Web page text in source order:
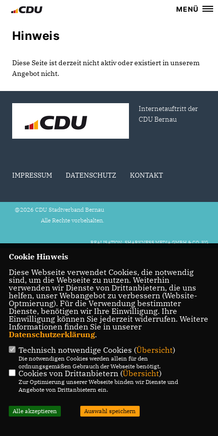
MENÜ
Hinweis
Diese Seite ist derzeit nicht aktiv oder existiert in unserem
Angebot nicht.
Internetauftritt der
CDU Bernau
IMPRESSUM DATENSCHUTZ KONTAKT
@2026 CDU Stadtverband Bernau
Alle Rechte vorbehalten.
REALISATION: SHARKNESS MEDIA GMBH & CO. KG
Cookie Hinweis
Diese Webseite verwendet Cookies, die notwendig
sind, um die Webseite zu nutzen. Weiterhin
verwenden wir Dienste von Drittanbietern, die uns
helfen, unser Webangebot zu verbessern (Website-
Optmierung). Für die Verwendung bestimmter
Dienste, benötigen wir Ihre Einwilligung. Ihre
Einwilligung können Sie jederzeit widerrufen. Weitere
Informationen finden Sie in unserer
Datenschutzerklärung.
Technisch notwendige Cookies (Übersicht)
Die notwendigen Cookies werden allein für den
ordnungsgemäßen Gebrauch der Webseite benötigt.
Cookies von Drittanbietern (Übersicht)
Zur Optimierung unserer Webseite binden wir Dienste und
Angebote von Drittanbietern ein.
Alle akzeptieren Auswahl speichern